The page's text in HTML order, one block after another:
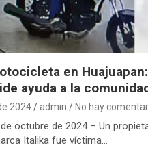
en Huajuapan:
ayuda a la
2024 admin No hay
octubre de 2024 – Un
Italika fue víctima…